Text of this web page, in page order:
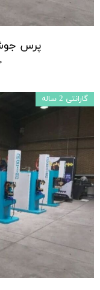
پرس جوش 250 کاوا
گارانتی 2 ساله